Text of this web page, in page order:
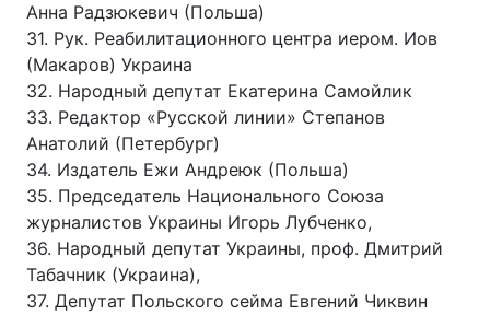
Анна Радзюкевич (Польша)
31. Рук. Реабилитационного центра иером. Иов
(Макаров) Украина
32. Народный депутат Екатерина Самойлик
33. Редактор «Русской линии» Степанов
Анатолий (Петербург)
34. Издатель Ежи Андреюк (Польша)
35. Председатель Национального Союза
журналистов Украины Игорь Лубченко,
36. Народный депутат Украины, проф. Дмитрий
Табачник (Украина),
37. Депутат Польского сейма Евгений Чиквин